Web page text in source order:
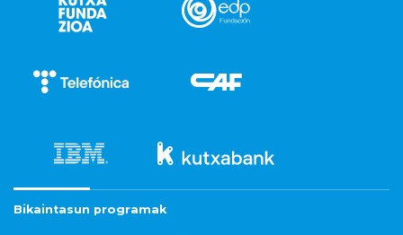
Bikaintasun programak